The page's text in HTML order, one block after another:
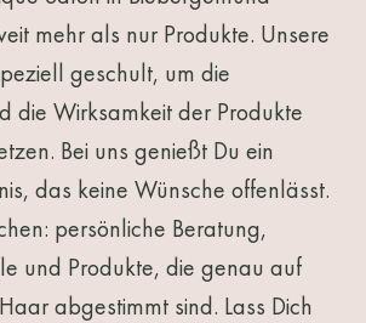
mehr als nur Produkte. Unsere
geschult, um die
die Wirksamkeit der Produkte
Bei uns genießt Du ein
das keine Wünsche offenlässt.
persönliche Beratung,
und Produkte, die genau auf
abgestimmt sind. Lass Dich